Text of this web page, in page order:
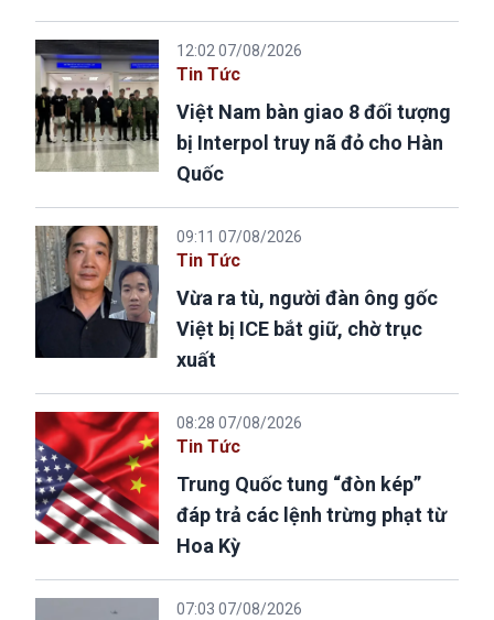
12:02 07/08/2026
Tin Tức
Việt Nam bàn giao 8 đối tượng
bị Interpol truy nã đỏ cho Hàn
Quốc
09:11 07/08/2026
Tin Tức
Vừa ra tù, người đàn ông gốc
Việt bị ICE bắt giữ, chờ trục
xuất
08:28 07/08/2026
Tin Tức
Trung Quốc tung “đòn kép”
đáp trả các lệnh trừng phạt từ
Hoa Kỳ
07:03 07/08/2026